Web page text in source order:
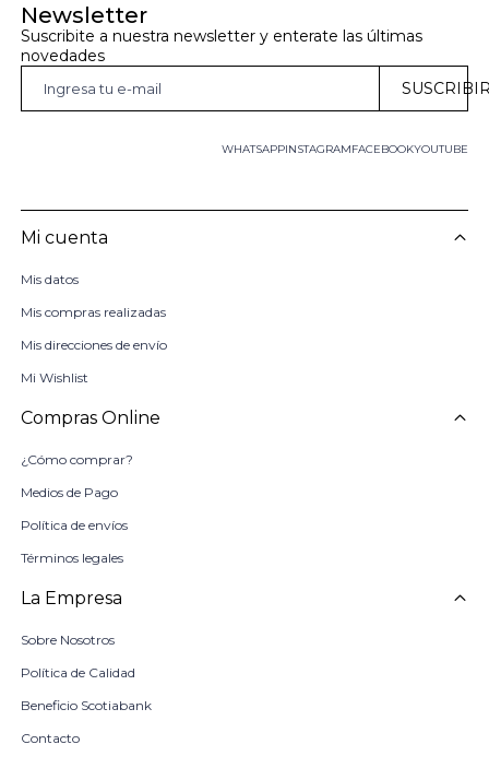
Newsletter
Suscribite a nuestra newsletter y enterate las últimas
novedades
WHATSAPP FACEBOOKYOUTUBE
INSTAGRAM
Mi cuenta
Mis datos
Mis compras realizadas
Mis direcciones de envío
Mi Wishlist
Compras Online
¿Cómo comprar?
Medios de Pago
Política de envíos
Términos legales
La Empresa
Sobre Nosotros
Política de Calidad
Beneficio Scotiabank
Contacto